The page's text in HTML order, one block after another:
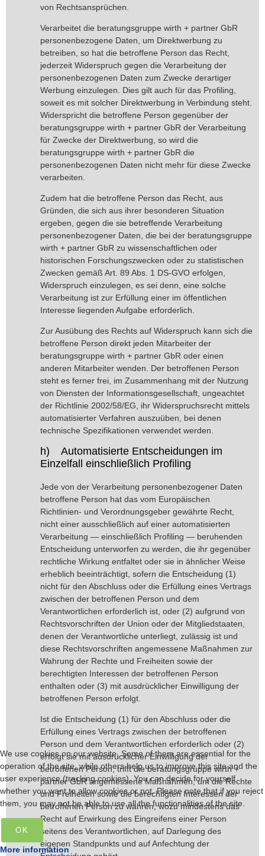
von Rechtsansprüchen.
Verarbeitet die beratungsgruppe wirth + partner GbR
personenbezogene Daten, um Direktwerbung zu
betreiben, so hat die betroffene Person das Recht,
jederzeit Widerspruch gegen die Verarbeitung der
personenbezogenen Daten zum Zwecke derartiger
Werbung einzulegen. Dies gilt auch für das Profiling,
soweit es mit solcher Direktwerbung in Verbindung steht.
Widerspricht die betroffene Person gegenüber der
beratungsgruppe wirth + partner GbR der Verarbeitung
für Zwecke der Direktwerbung, so wird die
beratungsgruppe wirth + partner GbR die
personenbezogenen Daten nicht mehr für diese Zwecke
verarbeiten.
Zudem hat die betroffene Person das Recht, aus
Gründen, die sich aus ihrer besonderen Situation
ergeben, gegen die sie betreffende Verarbeitung
personenbezogener Daten, die bei der beratungsgruppe
wirth + partner GbR zu wissenschaftlichen oder
historischen Forschungszwecken oder zu statistischen
Zwecken gemäß Art. 89 Abs. 1 DS-GVO erfolgen,
Widerspruch einzulegen, es sei denn, eine solche
Verarbeitung ist zur Erfüllung einer im öffentlichen
Interesse liegenden Aufgabe erforderlich.
Zur Ausübung des Rechts auf Widerspruch kann sich die
betroffene Person direkt jeden Mitarbeiter der
beratungsgruppe wirth + partner GbR oder einen
anderen Mitarbeiter wenden. Der betroffenen Person
steht es ferner frei, im Zusammenhang mit der Nutzung
von Diensten der Informationsgesellschaft, ungeachtet
der Richtlinie 2002/58/EG, ihr Widerspruchsrecht mittels
automatisierter Verfahren auszuüben, bei denen
technische Spezifikationen verwendet werden.
h) Automatisierte Entscheidungen im
Einzelfall einschließlich Profiling
Jede von der Verarbeitung personenbezogener Daten
betroffene Person hat das vom Europäischen
Richtlinien- und Verordnungsgeber gewährte Recht,
nicht einer ausschließlich auf einer automatisierten
Verarbeitung — einschließlich Profiling — beruhenden
Entscheidung unterworfen zu werden, die ihr gegenüber
rechtliche Wirkung entfaltet oder sie in ähnlicher Weise
erheblich beeinträchtigt, sofern die Entscheidung (1)
nicht für den Abschluss oder die Erfüllung eines Vertrags
zwischen der betroffenen Person und dem
Verantwortlichen erforderlich ist, oder (2) aufgrund von
Rechtsvorschriften der Union oder der Mitgliedstaaten,
denen der Verantwortliche unterliegt, zulässig ist und
diese Rechtsvorschriften angemessene Maßnahmen zur
Wahrung der Rechte und Freiheiten sowie der
berechtigten Interessen der betroffenen Person
enthalten oder (3) mit ausdrücklicher Einwilligung der
betroffenen Person erfolgt.
Ist die Entscheidung (1) für den Abschluss oder die
Erfüllung eines Vertrags zwischen der betroffenen
Person und dem Verantwortlichen erforderlich oder (2)
erfolgt sie mit ausdrücklicher Einwilligung der
betroffenen Person, trifft die beratungsgruppe wirth +
partner GbR angemessene Maßnahmen, um die Rechte
und Freiheiten sowie die berechtigten Interessen der
betroffenen Person zu wahren, wozu mindestens das
Recht auf Erwirkung des Eingreifens einer Person
seitens des Verantwortlichen, auf Darlegung des
eigenen Standpunkts und auf Anfechtung der
We use cookies on our website. Some of them are essential for the
operation of the site, while others help us to improve this site and the
user experience (tracking cookies). You can decide for yourself
whether you want to allow cookies or not. Please note that if you reject
them, you may not be able to use all the functionalities of the site.
OK
More information